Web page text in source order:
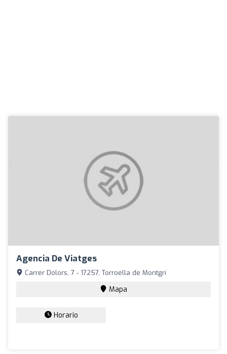
Agencia De Viatges
Carrer Dolors, 7 - 17257, Torroella de Montgrí
Mapa
Horario